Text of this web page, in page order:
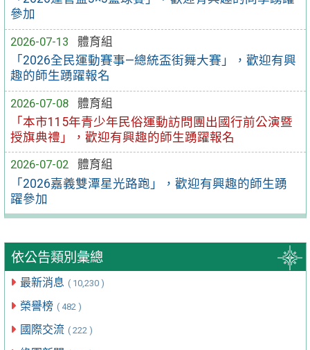
參加
2026-07-13
體育組
「2026全民運動賽事—總統盃街舞大賽」，歡迎有興
趣的師生踴躍報名
2026-07-08
體育組
「本市115年青少年民俗運動訪問團出國行前公演暨
授旗典禮」，歡迎有興趣的師生踴躍報名
2026-07-02
體育組
「2026嘉義雙潭星光路跑」，歡迎有興趣的師生踴
躍參加
依公告類別彙總
最新消息 ( 10,230 )
榮譽榜 ( 482 )
國際交流 ( 222 )